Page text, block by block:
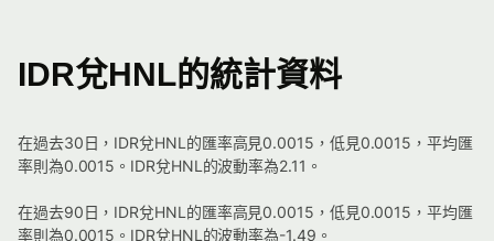
IDR兌HNL的統計資料
在過去30日，IDR兌HNL的匯率高見0.0015，低見0.0015，平均匯
率則為0.0015。IDR兌HNL的波動率為2.11。
在過去90日，IDR兌HNL的匯率高見0.0015，低見0.0015，平均匯
率則為0.0015。IDR兌HNL的波動率為-1.49。